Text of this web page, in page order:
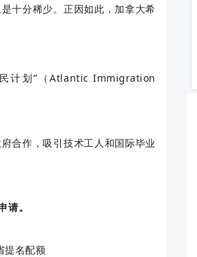
十分稀少。正因如此，加拿大希
计划”（Atlantic Immigration
合作，吸引技术工人和国际毕业
。
提名配额